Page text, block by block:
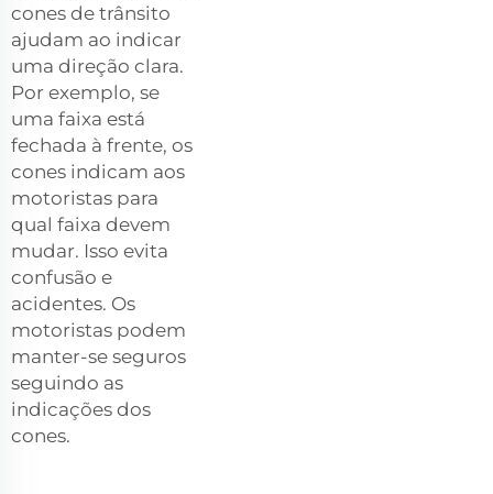
cones de trânsito
ajudam ao indicar
uma direção clara.
Por exemplo, se
uma faixa está
fechada à frente, os
cones indicam aos
motoristas para
qual faixa devem
mudar. Isso evita
confusão e
acidentes. Os
motoristas podem
manter-se seguros
seguindo as
indicações dos
cones.